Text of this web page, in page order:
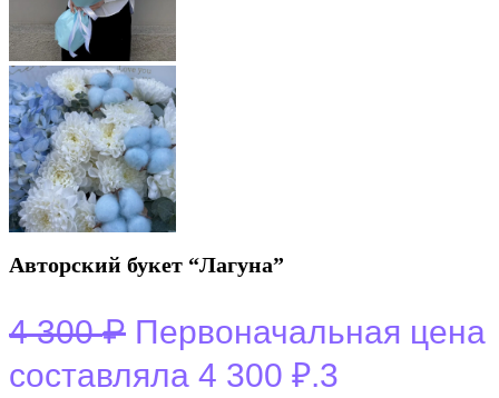
Авторский букет “Лагуна”
4 300₽ Первоначальная цена
составляла 4 300 ₽.3